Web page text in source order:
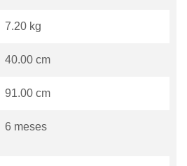
7.20 kg
40.00 cm
91.00 cm
6 meses